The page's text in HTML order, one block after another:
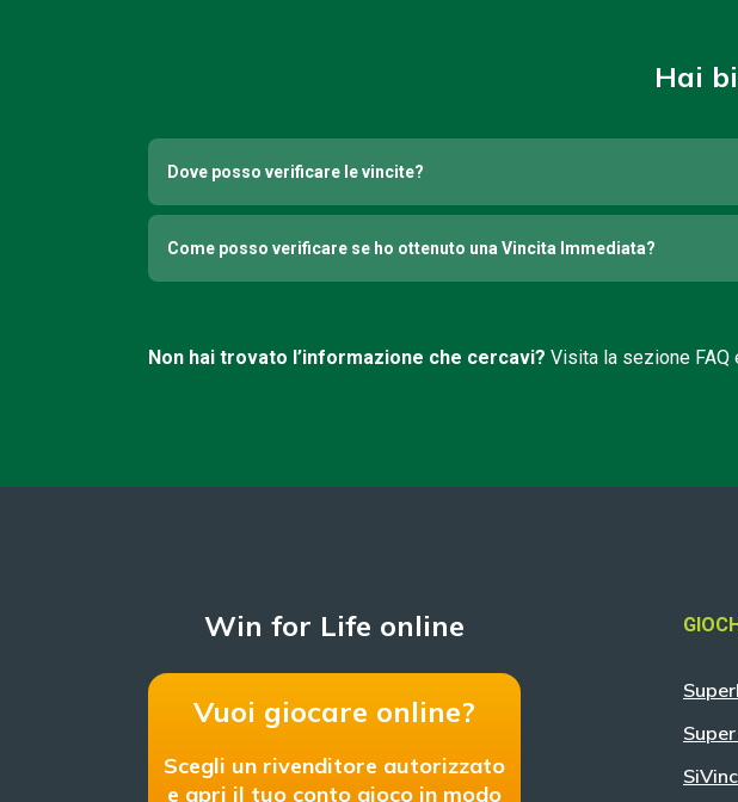
Hai
Dove posso verificare le vincite?
Come posso verificare se ho ottenuto una Vincita Immediata?
Non hai trovato l’informazione che cercavi? Visita la sezione
Win for Life online
Vuoi giocare online?
Scegli un rivenditore autorizzato
e apri il tuo conto gioco in modo